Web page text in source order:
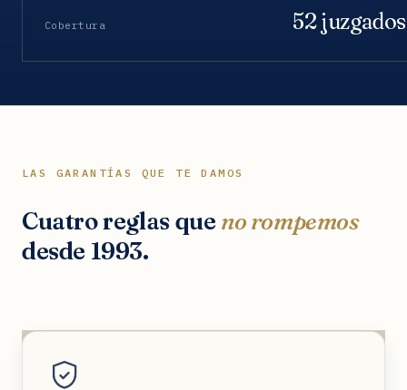
Cobertura 52 juzgados
LAS GARANTÍAS QUE TE DAMOS
Cuatro reglas que no rompemos
desde 1993.